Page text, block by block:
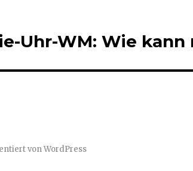
Uhr-WM: Wie
von WordPress